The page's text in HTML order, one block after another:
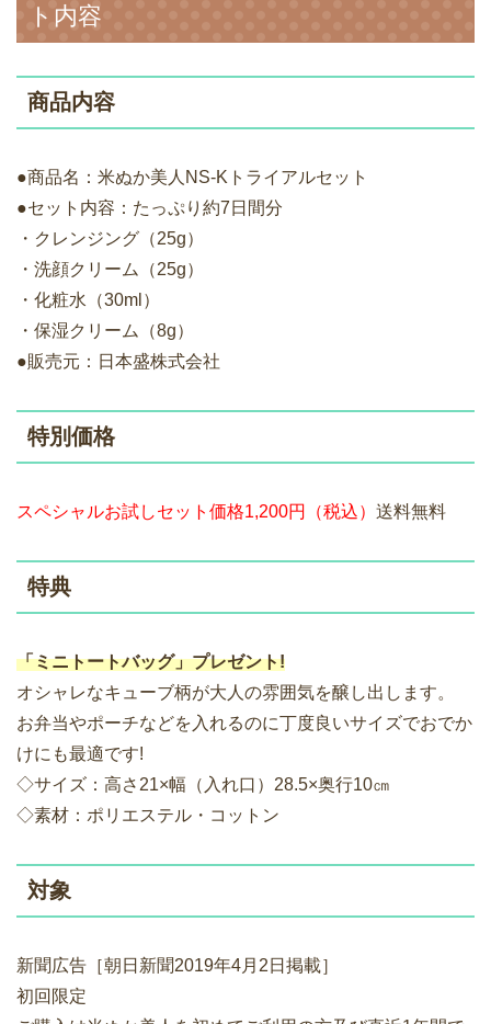
ト内容
商品内容
●商品名：米ぬか美人NS-Kトライアルセット
●セット内容：たっぷり約7日間分
・クレンジング（25g）
・洗顔クリーム（25g）
・化粧水（30ml）
・保湿クリーム（8g）
●販売元：日本盛株式会社
特別価格
スペシャルお試しセット価格1,200円（税込） 送料無料
特典
「ミニトートバッグ」プレゼント!
オシャレなキューブ柄が大人の雰囲気を醸し出します。
お弁当やポーチなどを入れるのに丁度良いサイズでおでか
けにも最適です!
◇サイズ：高さ21×幅（入れ口）28.5×奥行10㎝
◇素材：ポリエステル・コットン
対象
新聞広告［朝日新聞2019年4月2日掲載］
初回限定